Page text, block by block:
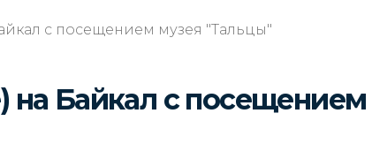
с посещением музея "Тальцы"
на Байкал с посещением